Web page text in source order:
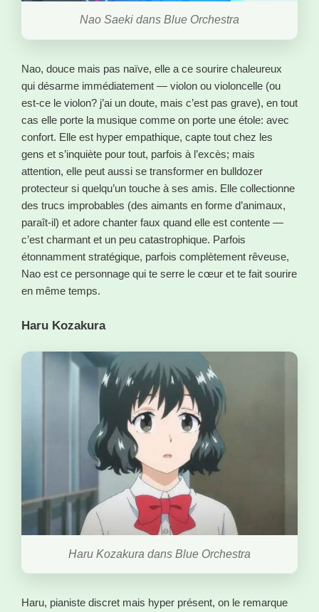
Nao Saeki dans Blue Orchestra
Nao, douce mais pas naïve, elle a ce sourire chaleureux
qui désarme immédiatement — violon ou violoncelle (ou
est-ce le violon? j’ai un doute, mais c’est pas grave), en tout
cas elle porte la musique comme on porte une étole: avec
confort. Elle est hyper empathique, capte tout chez les
gens et s’inquiète pour tout, parfois à l’excès; mais
attention, elle peut aussi se transformer en bulldozer
protecteur si quelqu’un touche à ses amis. Elle collectionne
des trucs improbables (des aimants en forme d’animaux,
paraît-il) et adore chanter faux quand elle est contente —
c’est charmant et un peu catastrophique. Parfois
étonnamment stratégique, parfois complètement rêveuse,
Nao est ce personnage qui te serre le cœur et te fait sourire
en même temps.
Haru Kozakura
Haru Kozakura dans Blue Orchestra
Haru, pianiste discret mais hyper présent, on le remarque